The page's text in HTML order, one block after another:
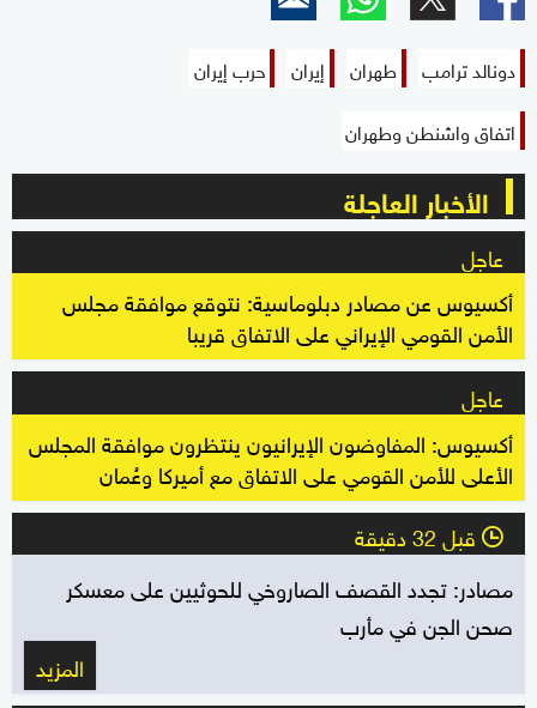
دونالد ترامب طهران إيران
حرب إيران
اتفاق واشنطن وطهران
الأخبار العاجلة
عاجل
أكسيوس عن مصادر دبلوماسية: نتوقع موافقة مجلس
الأمن القومي الإيراني على الاتفاق قريبا
عاجل
أكسيوس: المفاوضون الإيرانيون ينتظرون موافقة المجلس
الأعلى للأمن القومي على الاتفاق مع أميركا وعُمان
l قبل 32 دقيقة
مصادر: تجدد القصف الصاروخي للحوثيين على معسكر
صحن الجن في مأرب
المزيد